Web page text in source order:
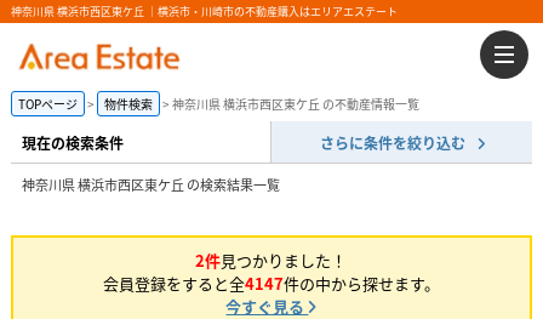
神奈川県 横浜市西区東ケ丘 ｜横浜市・川崎市の不動産購入はエリアエステート
TOPページ 物件検索 神奈川県 横浜市西区東ケ丘 の不動産情報一覧
現在の検索条件 さらに条件を絞り込む
神奈川県 横浜市西区東ケ丘 の検索結果一覧
2件見つかりました！
会員登録をすると全4147件の中から探せます。
今すぐ見る